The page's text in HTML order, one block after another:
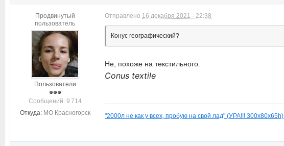
Продвинутый
пользователь
Пользователи
Cообщений: 9 714
Откуда: МО Красногорск
Отправлено 16 декабря 2021 - 22:38
Конус географический?
Не, похоже на текстильного.
Conus textile
"2000л не как у всех, пробую на свой лад" (УРА!!! 300х80х65h)